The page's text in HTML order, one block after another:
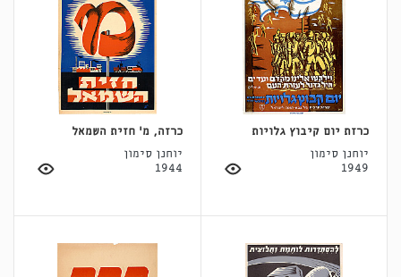
כרזת יום קיבוץ גלויות
יוחנן סימון
1949
כרזה, מ' חזית השמאל
יוחנן סימון
1944